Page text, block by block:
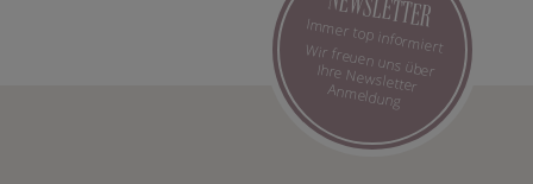
Immer top informiert
Wir freuen uns über Ihre Newsletter Anmeldung